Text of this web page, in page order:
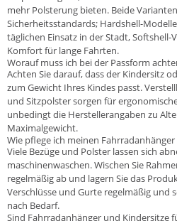
mehr Polsterung bieten. Beide
Sicherheitsstandards; Hardshell-
täglichen Einsatz in der Stadt,
Komfort für lange Fahrten.
Worauf muss ich bei der Passform
Achten Sie darauf, dass der Kindersitz
zum Gewicht Ihres Kindes passt.
und Sitzpolster sorgen für
unbedingt die Herstellerangaben zu
Maximalgewicht.
Wie pflege ich meinen
Viele Bezüge und Polster lassen sich
maschinenwaschen. Wischen Sie
regelmäßig ab und lagern Sie das
Verschlüsse und Gurte regelmäßig und
nach Bedarf.
Sind Fahrradanhänger und Kindersitze